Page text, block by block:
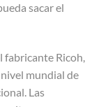
sacar el
fabricante Ricoh,
mundial de
Las